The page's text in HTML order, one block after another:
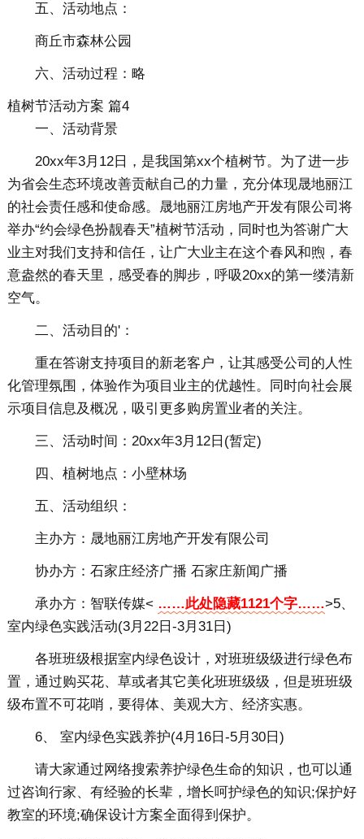
五、活动地点：
商丘市森林公园
六、活动过程：略
植树节活动方案 篇4
一、活动背景
20xx年3月12日，是我国第xx个植树节。为了进一步
为省会生态环境改善贡献自己的力量，充分体现晟地丽江
的社会责任感和使命感。晟地丽江房地产开发有限公司将
举办“约会绿色扮靓春天”植树节活动，同时也为答谢广大
业主对我们支持和信任，让广大业主在这个春风和煦，春
意盎然的春天里，感受春的脚步，呼吸20xx的第一缕清新
空气。
二、活动目的'：
重在答谢支持项目的新老客户，让其感受公司的人性
化管理氛围，体验作为项目业主的优越性。同时向社会展
示项目信息及概况，吸引更多购房置业者的关注。
三、活动时间：20xx年3月12日(暂定)
四、植树地点：小壁林场
五、活动组织：
主办方：晟地丽江房地产开发有限公司
协办方：石家庄经济广播 石家庄新闻广播
承办方：智联传媒< ……此处隐藏1121个字……>5、
室内绿色实践活动(3月22日-3月31日)
各班班级根据室内绿色设计，对班班级级进行绿色布
置，通过购买花、草或者其它美化班班级级，但是班班级
级布置不可花哨，要得体、美观大方、经济实惠。
6、 室内绿色实践养护(4月16日-5月30日)
请大家通过网络搜索养护绿色生命的知识，也可以通
过咨询行家、有经验的长辈，增长呵护绿色的知识;保护好
教室的环境;确保设计方案全面得到保护。